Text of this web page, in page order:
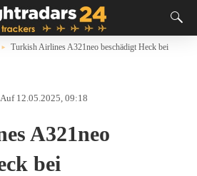
Turkish Airlines A321neo beschädigt Heck bei
Auf 12.05.2025, 09:18
A321neo
bei